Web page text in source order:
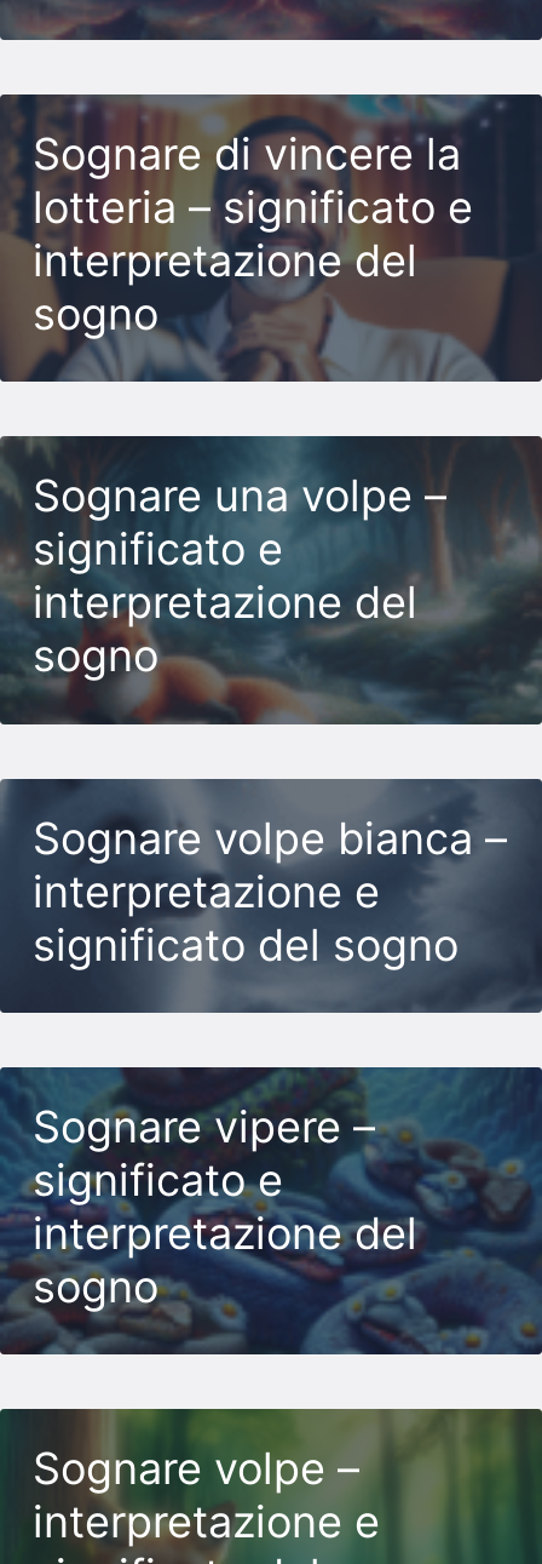
Sognare di vincere la
lotteria – significato e
interpretazione del
sogno
Sognare una volpe –
significato e
interpretazione del
sogno
Sognare volpe bianca –
interpretazione e
significato del sogno
Sognare vipere –
significato e
interpretazione del
sogno
Sognare volpe –
interpretazione e